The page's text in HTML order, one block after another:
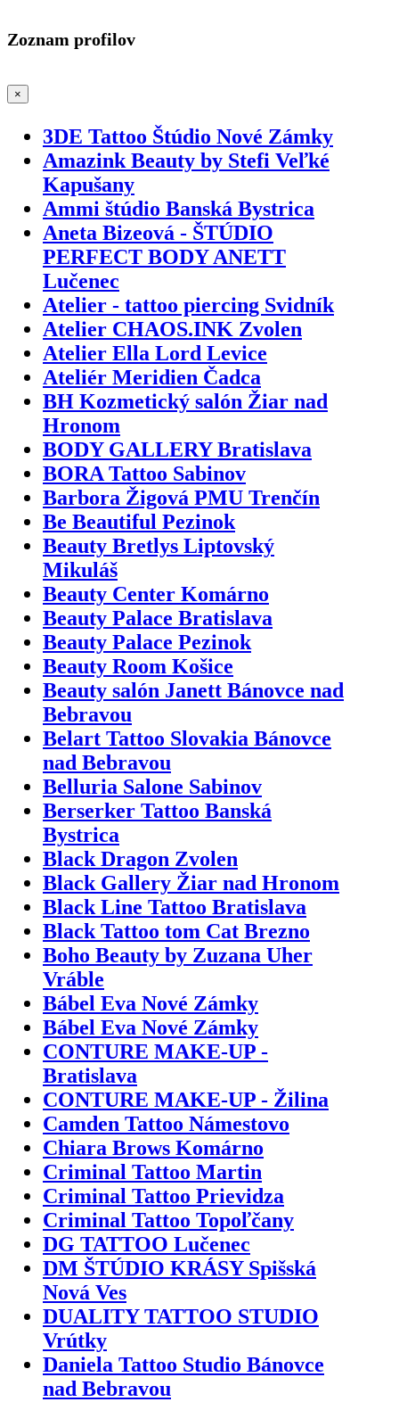
Zoznam profilov
×
3DE Tattoo Štúdio Nové Zámky
Amazink Beauty by Stefi Veľké
Kapušany
Ammi štúdio Banská Bystrica
Aneta Bizeová - ŠTÚDIO
PERFECT BODY ANETT
Lučenec
Atelier - tattoo piercing Svidník
Atelier CHAOS.INK Zvolen
Atelier Ella Lord Levice
Ateliér Meridien Čadca
BH Kozmetický salón Žiar nad
Hronom
BODY GALLERY Bratislava
BORA Tattoo Sabinov
Barbora Žigová PMU Trenčín
Be Beautiful Pezinok
Beauty Bretlys Liptovský
Mikuláš
Beauty Center Komárno
Beauty Palace Bratislava
Beauty Palace Pezinok
Beauty Room Košice
Beauty salón Janett Bánovce nad
Bebravou
Belart Tattoo Slovakia Bánovce
nad Bebravou
Belluria Salone Sabinov
Berserker Tattoo Banská
Bystrica
Black Dragon Zvolen
Black Gallery Žiar nad Hronom
Black Line Tattoo Bratislava
Black Tattoo tom Cat Brezno
Boho Beauty by Zuzana Uher
Vráble
Bábel Eva Nové Zámky
Bábel Eva Nové Zámky
CONTURE MAKE-UP -
Bratislava
CONTURE MAKE-UP - Žilina
Camden Tattoo Námestovo
Chiara Brows Komárno
Criminal Tattoo Martin
Criminal Tattoo Prievidza
Criminal Tattoo Topoľčany
DG TATTOO Lučenec
DM ŠTÚDIO KRÁSY Spišská
Nová Ves
DUALITY TATTOO STUDIO
Vrútky
Daniela Tattoo Studio Bánovce
nad Bebravou